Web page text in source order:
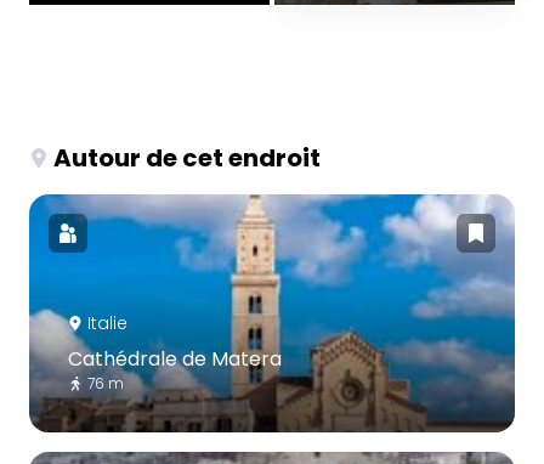
Autour de cet endroit
Italie
Cathédrale de Matera
76 m